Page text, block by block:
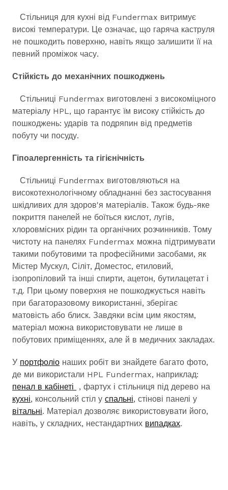
Стільниця для кухні від Fundermax витримує
високі температури. Це означає, що гаряча каструля
не пошкодить поверхню, навіть якщо залишити її на
певний проміжок часу.
Стійкість до механічних пошкоджень
Стільниці Fundermax виготовлені з високоміцного
матеріалу HPL, що гарантує їм високу стійкість до
пошкоджень: ударів та подряпин від предметів
побуту чи посуду.
Гіпоалергенність та гігієнічність
Стільниці Fundermax виготовляються на
високотехнологічному обладнанні без застосування
шкідливих для здоров'я матеріалів. Також будь-яке
покриття панелей не боїться кислот, лугів,
хлоровмісних рідин та органічних розчинників. Тому
чистоту на панелях Fundermax можна підтримувати
такими побутовими та професійними засобами, як
Містер Мускул, Сіліт, Доместос, етиловий,
ізопропіловий та інші спирти, ацетон, бутилацетат і
т.д. При цьому поверхня не пошкоджується навіть
при багаторазовому використанні, зберігає
матовість або блиск. Завдяки всім цим якостям,
матеріал можна використовувати не лише в
побутових приміщеннях, але й в медичних закладах.
У портфоліо наших робіт ви знайдете багато фото,
де ми використали HPL Fundermax, наприклад:
пенал в кабінеті
, фартух і стільниця під дерево на
кухні, консольний стіл у спальні, стінові панелі у
вітальні. Матеріал дозволяє використовувати його,
навіть, у складних, нестандартних випадках.